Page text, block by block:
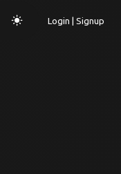
light_mode Login | Signup